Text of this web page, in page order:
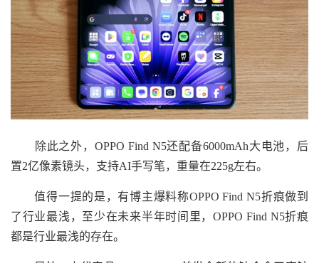
除此之外，OPPO Find N5还配备6000mAh大电池，后
置2亿像素镜头，支持AI手写笔，重量在225g左右。
值得一提的是，有博主爆料称OPPO Find N5折痕做到
了行业最浅，至少在未来半年时间里，OPPO Find N5折痕
都是行业最浅的存在。